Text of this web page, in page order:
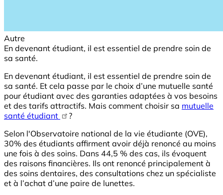
Autre
En devenant étudiant, il est essentiel de prendre soin de
sa santé.
En devenant étudiant, il est essentiel de prendre soin de
sa santé. Et cela passe par le choix d’une mutuelle santé
pour étudiant avec des garanties adaptées à vos besoins
et des tarifs attractifs. Mais comment choisir sa mutuelle
santé étudiant
?
Selon l'Observatoire national de la vie étudiante (OVE),
30% des étudiants affirment avoir déjà renoncé au moins
une fois à des soins. Dans 44,5 % des cas, ils évoquent
des raisons financières. Ils ont renoncé principalement à
des soins dentaires, des consultations chez un spécialiste
et à l’achat d’une paire de lunettes.